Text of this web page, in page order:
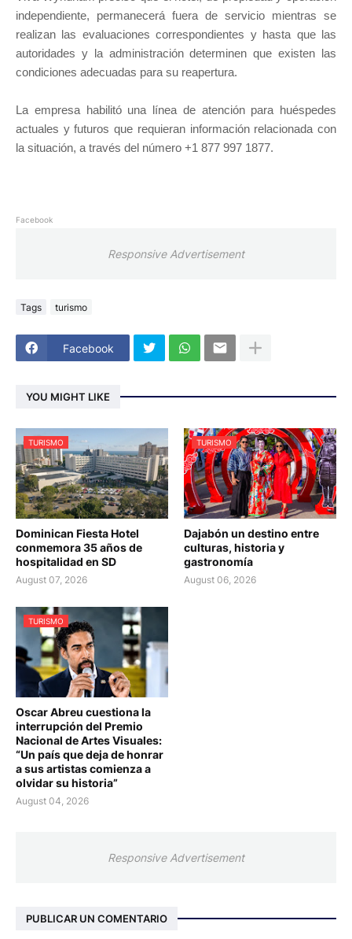
independiente, permanecerá fuera de servicio mientras se
realizan las evaluaciones correspondientes y hasta que las
autoridades y la administración determinen que existen las
condiciones adecuadas para su reapertura.
La empresa habilitó una línea de atención para huéspedes
actuales y futuros que requieran información relacionada con
la situación, a través del número +1 877 997 1877.
Facebook
Responsive Advertisement
Tags turismo
Facebook
YOU MIGHT LIKE
TURISMO
Dominican Fiesta Hotel
conmemora 35 años de
hospitalidad en SD
August 07, 2026
TURISMO
Dajabón un destino entre
culturas, historia y
gastronomía
August 06, 2026
TURISMO
Oscar Abreu cuestiona la
interrupción del Premio
Nacional de Artes Visuales:
“Un país que deja de honrar
a sus artistas comienza a
olvidar su historia”
August 04, 2026
Responsive Advertisement
PUBLICAR UN COMENTARIO